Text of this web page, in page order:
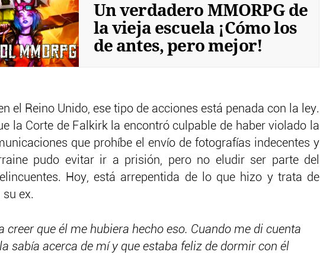
Un verdadero MMORPG de
la vieja escuela ¡Cómo los
de antes, pero mejor!
el Reino Unido, ese tipo de acciones está penada con la ley.
la Corte de Falkirk la encontró culpable de haber violado la
que prohíbe el envío de fotografías indecentes y
pudo evitar ir a prisión, pero no eludir ser parte del
Hoy, está arrepentida de lo que hizo y trata de
ex.
creer que él me hubiera hecho eso. Cuando me di cuenta
sabía acerca de mí y que estaba feliz de dormir con él